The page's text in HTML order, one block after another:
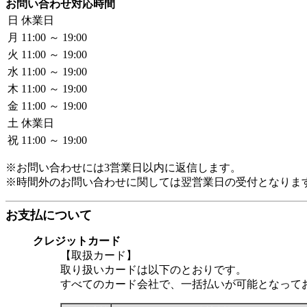
お問い合わせ対応時間
日 休業日
月 11:00 ～ 19:00
火 11:00 ～ 19:00
水 11:00 ～ 19:00
木 11:00 ～ 19:00
金 11:00 ～ 19:00
土 休業日
祝 11:00 ～ 19:00
※お問い合わせには3営業日以内に返信します。
※時間外のお問い合わせに関しては翌営業日の受付となりま
お支払について
クレジットカード
【取扱カード】
取り扱いカードは以下のとおりです。
すべてのカード会社で、一括払いが可能となって